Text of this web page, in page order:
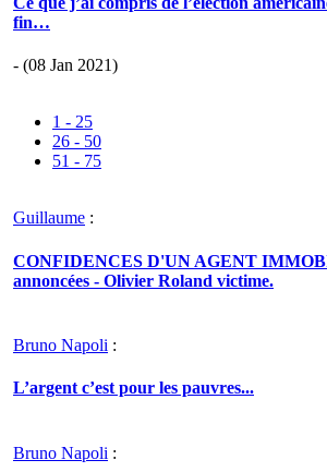
fin…
- (08 Jan 2021)
1 - 25
26 - 50
51 - 75
Guillaume :
CONFIDENCES D'UN AGENT
annoncées - Olivier Roland victime.
Bruno Napoli :
L’argent c’est pour les pauvres...
Bruno Napoli :